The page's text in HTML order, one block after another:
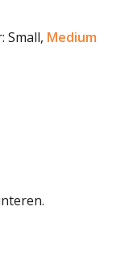
Small, Medium